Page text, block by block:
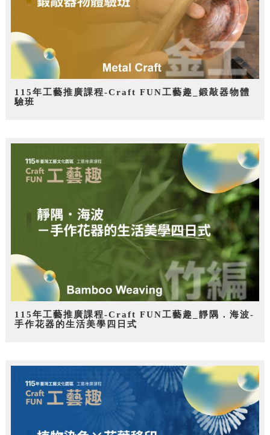
115年工藝推廣課程-Craft FUN工藝趣_鍛敲器物體
驗班
115年工藝推廣課程-Craft FUN工藝趣_靜隅．海波-
手作花器的生活美學四日式